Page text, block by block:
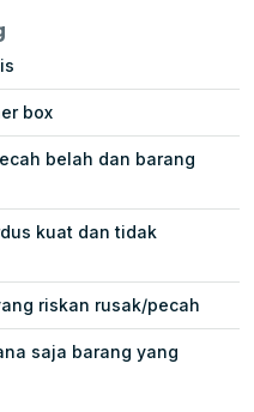
box
belah dan barang
kuat dan tidak
riskan rusak/pecah
saja barang yang